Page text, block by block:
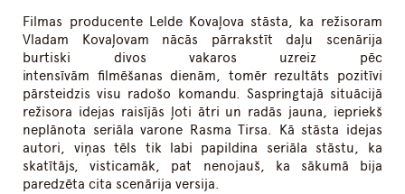
Filmas producente Lelde Kovaļova stāsta, ka režisoram
Vladam Kovaļovam nācās pārrakstīt daļu scenārija
burtiski divos vakaros uzreiz pēc
intensīvām filmēšanas dienām, tomēr rezultāts pozitīvi
pārsteidzis visu radošo komandu. Saspringtajā situācijā
režisora idejas raisījās ļoti ātri un radās jauna, iepriekš
neplānota seriāla varone Rasma Tirsa. Kā stāsta idejas
autori, viņas tēls tik labi papildina seriāla stāstu, ka
skatītājs, visticamāk, pat nenojauš, ka sākumā bija
paredzēta cita scenārija versija.